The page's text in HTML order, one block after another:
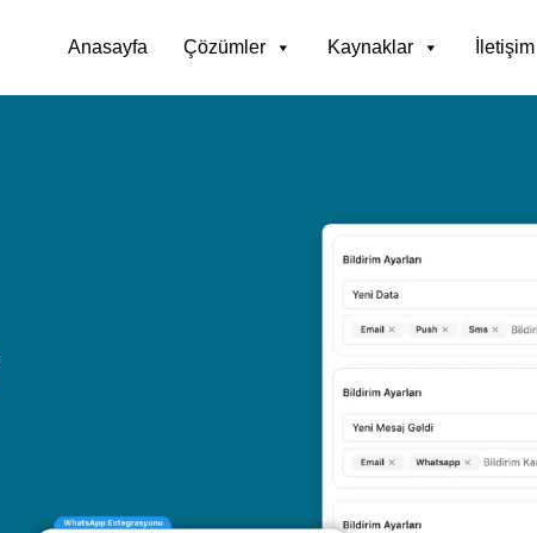
Anasayfa Çözümler Kaynaklar İletişim